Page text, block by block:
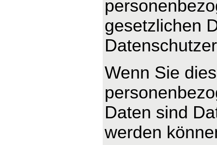
gesetzlichen
Wenn Sie
Daten sind
werden